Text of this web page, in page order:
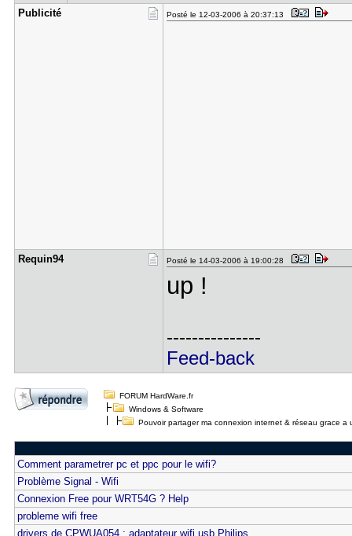
Publicité Posté le 12-03-2006 à 20:37:13
Requin94 Posté le 14-03-2006 à 19:00:28
up !
---------------
Feed-back
FORUM HardWare.fr
Windows & Software
Pouvoir partager ma connexion internet & réseau grace a
Comment parametrer pc et ppc pour le wifi?
Problème Signal - Wifi
Connexion Free pour WRT54G ? Help
probleme wifi free
drivers de CPWUA054 : adaptateur wifi usb Philips